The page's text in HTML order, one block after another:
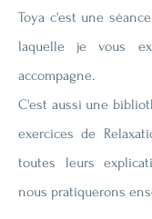
Toya c'est une
laquelle je vous
accompagne.
C'est aussi une
exercices de
toutes leurs
nous pratiquerons